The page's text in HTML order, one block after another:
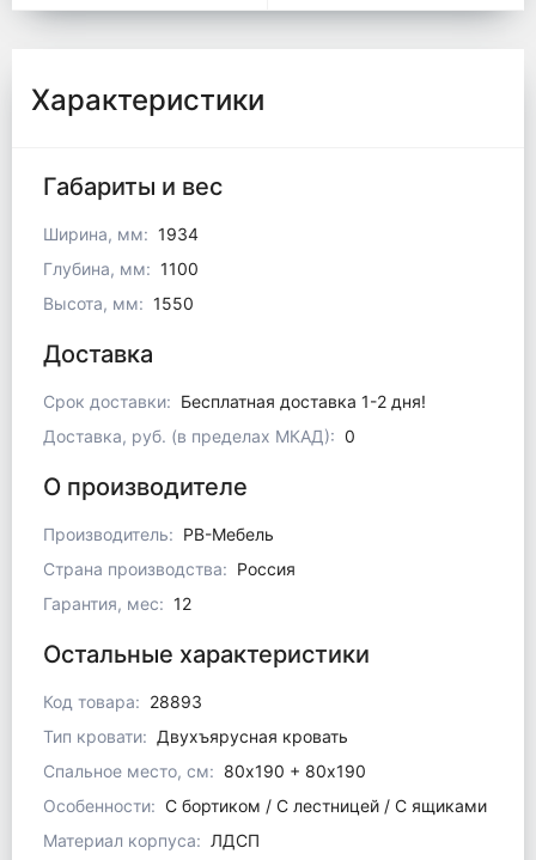
Характеристики
Габариты и вес
Ширина, мм: 1934
Глубина, мм: 1100
Высота, мм: 1550
Доставка
Срок доставки: Бесплатная доставка 1-2 дня!
Доставка, руб. (в пределах МКАД): 0
О производителе
Производитель: РВ-Мебель
Страна производства: Россия
Гарантия, мес: 12
Остальные характеристики
Код товара: 28893
Тип кровати: Двухъярусная кровать
Спальное место, см: 80x190 + 80х190
Особенности: С бортиком / С лестницей / С ящиками
Материал корпуса: ЛДСП